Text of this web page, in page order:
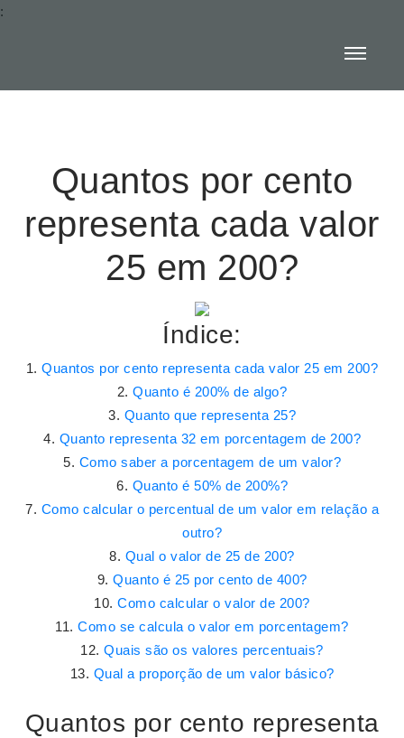
:
Quantos por cento
representa cada valor
25 em 200?
Índice:
Quantos por cento representa cada valor 25 em 200?
Quanto é 200% de algo?
Quanto que representa 25?
Quanto representa 32 em porcentagem de 200?
Como saber a porcentagem de um valor?
Quanto é 50% de 200%?
Como calcular o percentual de um valor em relação a
outro?
Qual o valor de 25 de 200?
Quanto é 25 por cento de 400?
Como calcular o valor de 200?
Como se calcula o valor em porcentagem?
Quais são os valores percentuais?
Qual a proporção de um valor básico?
Quantos por cento representa